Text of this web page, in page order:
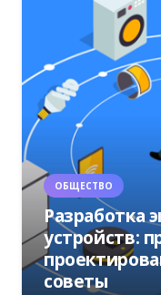
ОБЩЕСТВО
Разработка
устройств:
советы